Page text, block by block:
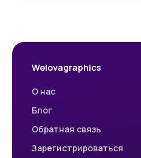
Welovagraphics
О нас
Блог
Обратная связь
Зарегистрироваться